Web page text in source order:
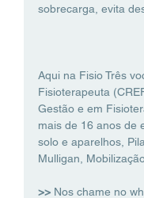
sobrecarga, evita
Aqui na Fisio Três
Fisioterapeuta
Gestão e em
mais de 16 anos de
solo e aparelhos,
Mulligan,
>> Nos chame no